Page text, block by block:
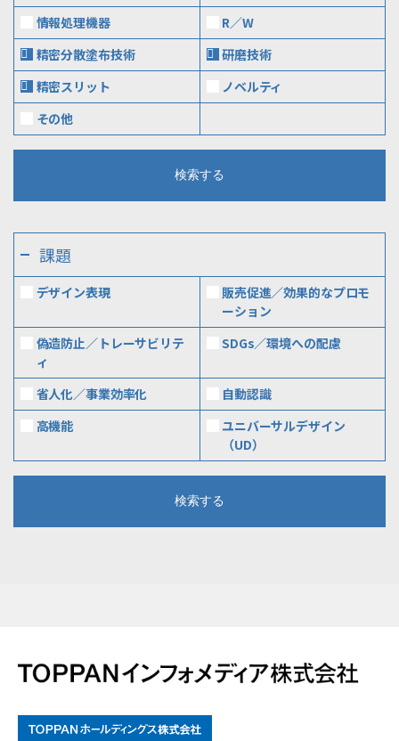
情報処理機器
R／W
精密分散塗布技術
研磨技術
精密スリット
ノベルティ
その他
課題
デザイン表現
販売促進／効果的なプロモ
ーション
偽造防止／トレーサビリテ
ィ
SDGs／環境への配慮
省人化／事業効率化
自動認識
高機能
ユニバーサルデザイン
（UD）